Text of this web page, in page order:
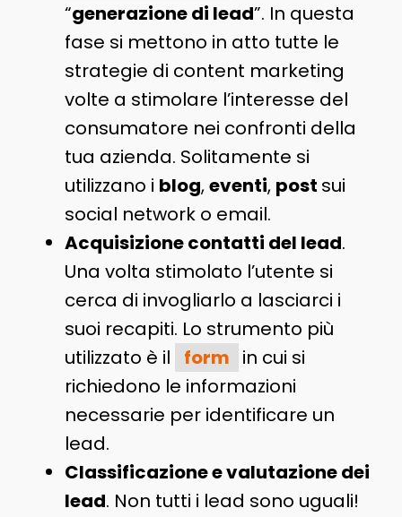
“generazione di lead”. In questa
fase si mettono in atto tutte le
strategie di content marketing
volte a stimolare l’interesse del
consumatore nei confronti della
tua azienda. Solitamente si
utilizzano i blog,eventi, post sui
social network o email.
Acquisizione contatti del lead.
Una volta stimolato l’utente si
cerca di invogliarlo a lasciarci i
suoi recapiti. Lo strumento più
utilizzato è il
form in cui si
richiedono le informazioni
necessarie per identificare un
lead.
Classificazione e valutazione dei
lead. Non tutti i lead sono uguali!